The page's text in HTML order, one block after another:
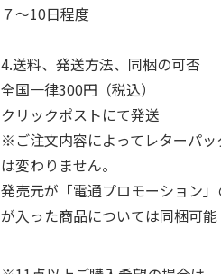
７～10日程度
4.送料、発送方法、同梱の可否
全国一律300円（税込）
クリックポストにて発送
※ご注文内容によってレターパ
は変わりません。
発売元が「電通プロモーション
が入った商品については同梱可能